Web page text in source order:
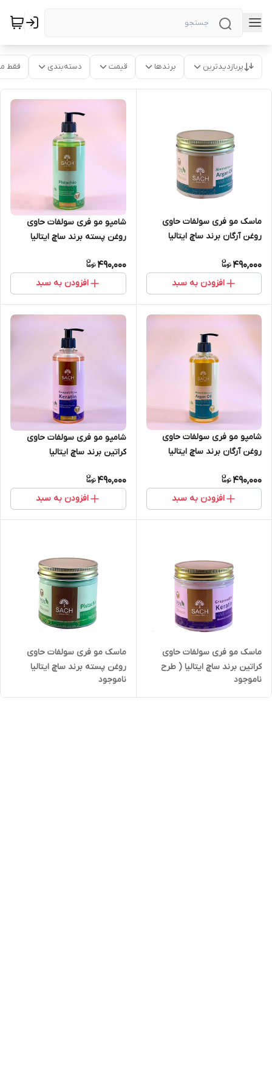
پربازدیدترین برندها قیمت دسته‌بندی فقط
ماسک مو فری سولفات حاوی
روغن آرگان برند ساچ ایتالیا
490,000
افزودن به سبد
شامپو مو فری سولفات حاوی
روغن پسته برند ساچ ایتالیا
490,000
افزودن به سبد
شامپو مو فری سولفات حاوی
روغن آرگان برند ساچ ایتالیا
490,000
افزودن به سبد
شامپو مو فری سولفات حاوی
کراتین برند ساچ ایتالیا
490,000
افزودن به سبد
ماسک مو فری سولفات حاوی
کراتین برند ساچ ایتالیا ( طرح
جدید پمپی )
ناموجود
ماسک مو فری سولفات حاوی
روغن پسته برند ساچ ایتالیا
ناموجود